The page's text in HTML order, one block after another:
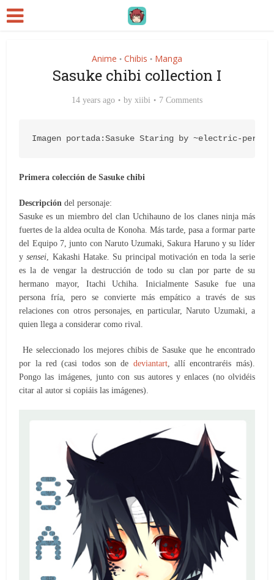
Anime • Chibis • Manga
Sasuke chibi collection I
14 years ago by xiibi 7 Comments
Imagen portada:Sasuke Staring by ~electric-
Primera colección de Sasuke chibi
Descripcióndel personaje:
Sasuke es un miembro del clan Uchihauno de los clanes ninja más
fuertes de la aldea oculta de Konoha. Más tarde, pasa a formar parte
del Equipo 7, junto con Naruto Uzumaki, Sakura Haruno y su líder
ysensei, Kakashi Hatake. Su principal motivación en toda la serie
es la de vengar la destrucción de todo su clan por parte de su
hermano mayor, Itachi Uchiha. Inicialmente Sasuke fue una
persona fría, pero se convierte más empático a través de sus
relaciones con otros personajes, en particular, Naruto Uzumaki, a
quien llega a considerar como rival.
He seleccionado los mejores chibis de Sasuke que he encontrado
por la red (casi todos son de deviantart, allí encontraréis más).
Pongo las imágenes, junto con sus autores y enlaces (no olvidéis
citar al autor si copiáis las imágenes).